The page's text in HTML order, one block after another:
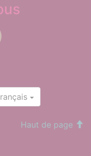
Haut de page